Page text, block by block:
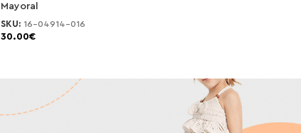
Mayoral
SKU: 16-04914-016
30.00€